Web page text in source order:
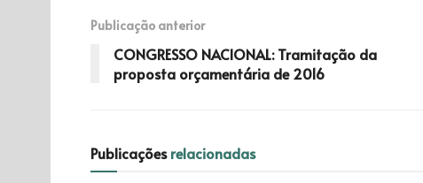
Publicação anterior
CONGRESSO NACIONAL: Tramitação da
proposta orçamentária de 2016
Publicaçõesrelacionadas